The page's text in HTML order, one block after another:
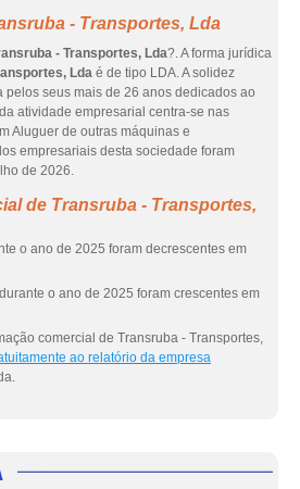
- Transportes, Lda
- Transportes, Lda?. A forma jurídica
Lda é de tipo LDA. A solidez
pelos seus mais de 26 anos dedicados ao
atividade empresarial centra-se nas
Aluguer de outras máquinas e
empresariais desta sociedade foram
de 2026.
de Transruba - Transportes,
o ano de 2025 foram decrescentes em
o ano de 2025 foram crescentes em
comercial de Transruba - Transportes,
ao relatório da empresa